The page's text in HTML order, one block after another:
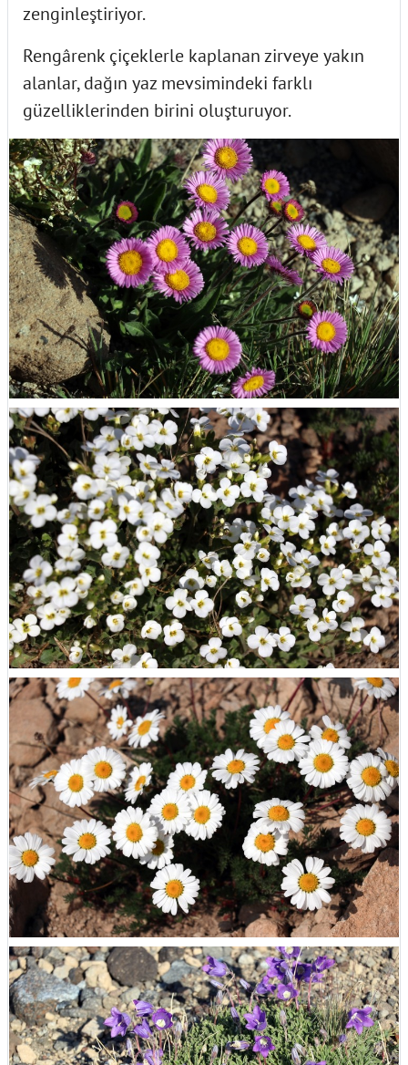
zenginleştiriyor.
Rengârenk çiçeklerle kaplanan zirveye yakın
alanlar, dağın yaz mevsimindeki farklı
güzelliklerinden birini oluşturuyor.